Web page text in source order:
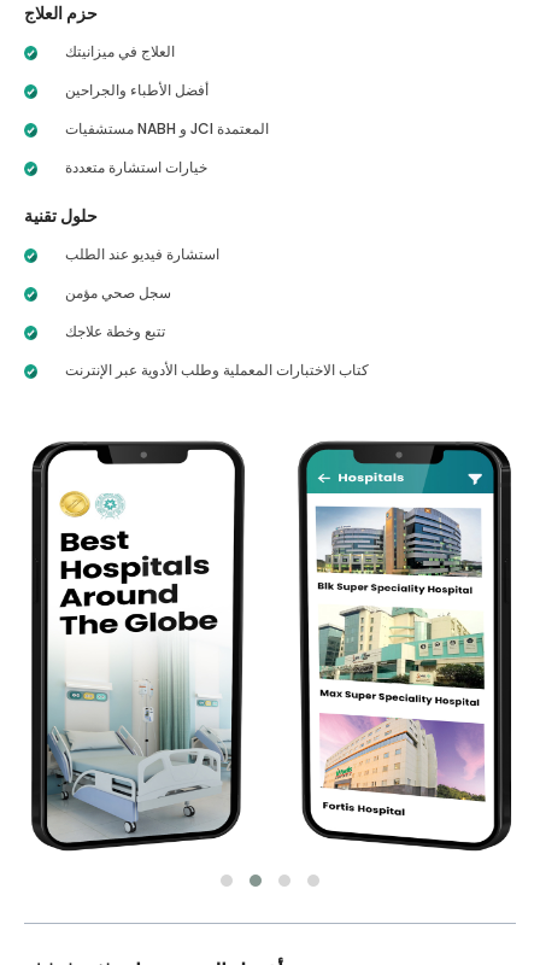
حزم العلاج
العلاج في ميزانيتك
أفضل الأطباء والجراحين
مستشفيات NABH و JCI المعتمدة
خيارات استشارة متعددة
حلول تقنية
استشارة فيديو عند الطلب
سجل صحي مؤمن
تتبع وخطة علاجك
كتاب الاختبارات المعملية وطلب الأدوية عبر الإنترنت